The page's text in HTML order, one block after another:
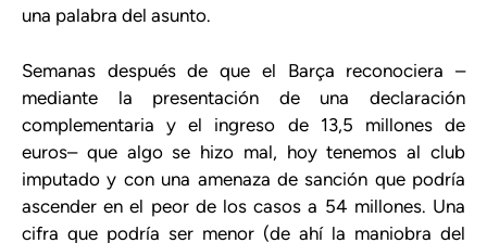
una palabra del asunto.
Semanas después de que el Barça reconociera –
mediante la presentación de una declaración
complementaria y el ingreso de 13,5 millones de
euros– que algo se hizo mal, hoy tenemos al club
imputado y con una amenaza de sanción que podría
ascender en el peor de los casos a 54 millones. Una
cifra que podría ser menor (de ahí la maniobra del